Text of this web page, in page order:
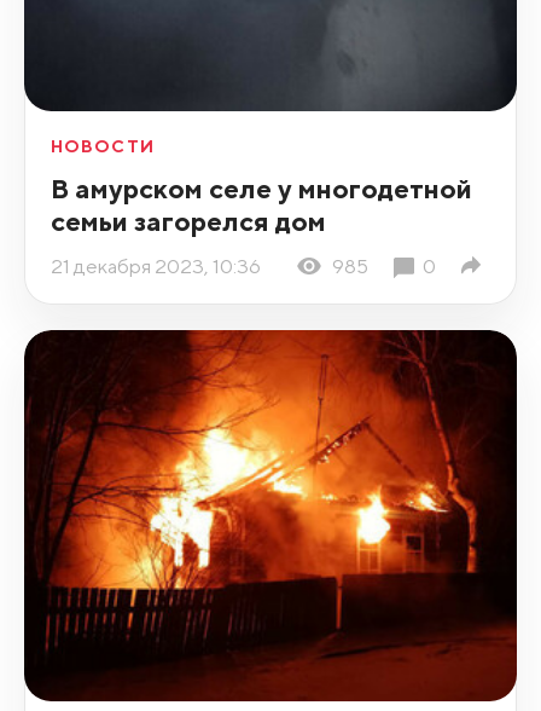
НОВОСТИ
В амурском селе у многодетной
семьи загорелся дом
21 декабря 2023, 10:36 985 0